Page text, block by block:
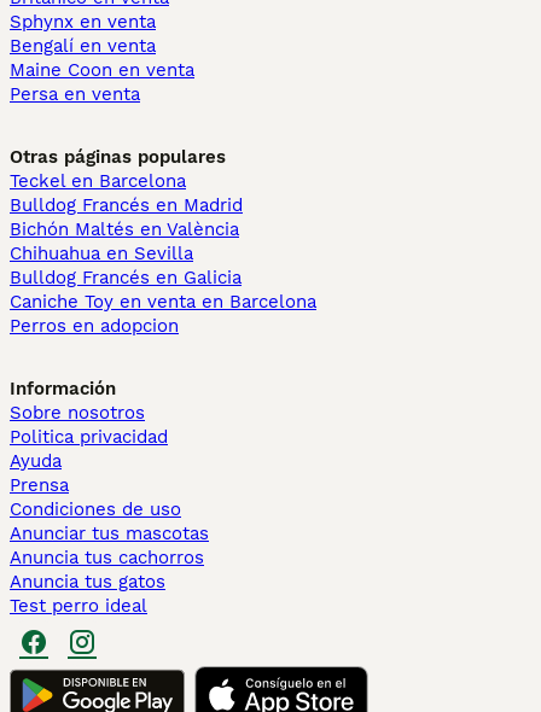
Sphynx en venta
Bengalí en venta
Maine Coon en venta
Persa en venta
Otras páginas populares
Teckel en Barcelona
Bulldog Francés en Madrid
Bichón Maltés en València
Chihuahua en Sevilla
Bulldog Francés en Galicia
Caniche Toy en venta en Barcelona
Perros en adopcion
Información
Sobre nosotros
Politica privacidad
Ayuda
Prensa
Condiciones de uso
Anunciar tus mascotas
Anuncia tus cachorros
Anuncia tus gatos
Test perro ideal